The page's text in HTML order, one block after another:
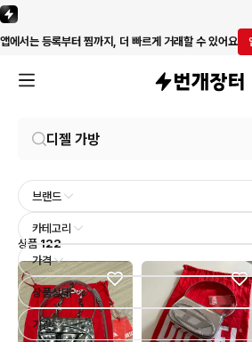
앱에서는 등록부터 찜까지, 더 빠르게 거래할 수 있어요
브랜드
카테고리
가격
상품상태
기간
상품 122